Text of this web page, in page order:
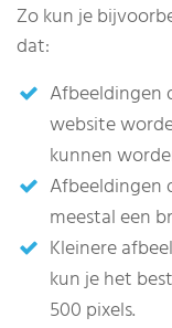
Zo kun je
dat:
Afbeeldingen
website
kunnen
Afbeeldingen
meestal een
Kleinere
kun je het
500 pixels.